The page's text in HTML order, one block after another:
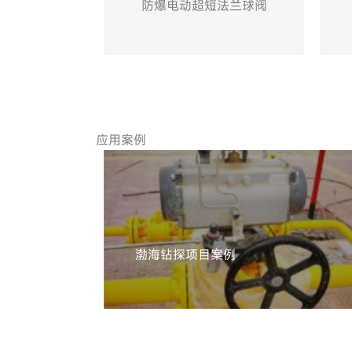
气动防爆不锈钢蝶阀
应用案例
渤海钻探项目案例